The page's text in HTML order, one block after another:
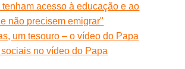
tenham acesso à educação e ao
não precisem emigrar"
um tesouro – o vídeo do Papa
no vídeo do Papa